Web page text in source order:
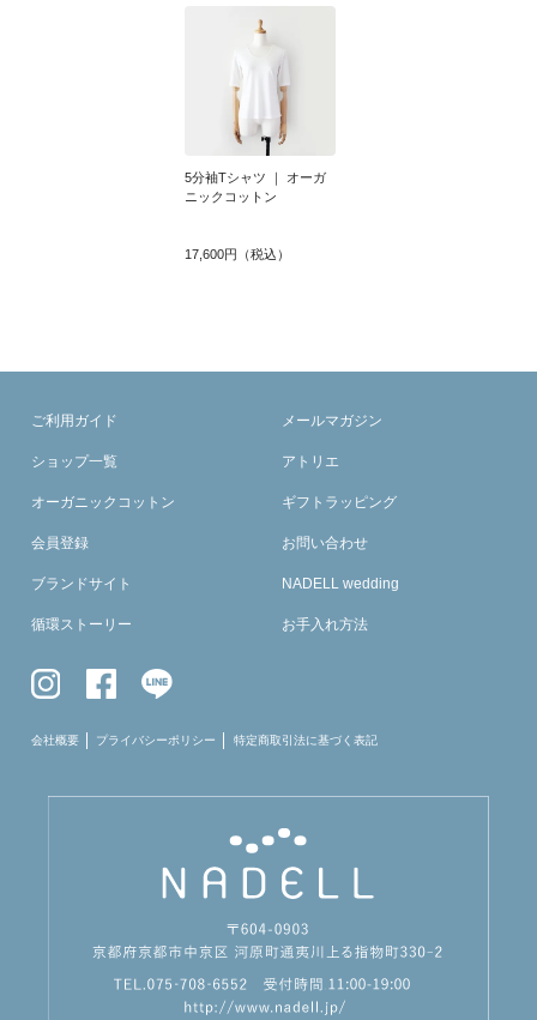
5分袖Tシャツ ｜ オーガ
ニックコットン
17,600円（税込）
ご利用ガイド
ショップ一覧
オーガニックコットン
会員登録
ブランドサイト
循環ストーリー
メールマガジン
アトリエ
ギフトラッピング
お問い合わせ
NADELL wedding
お手入れ方法
会社概要 プライバシーポリシー 特定商取引法に基づく表記